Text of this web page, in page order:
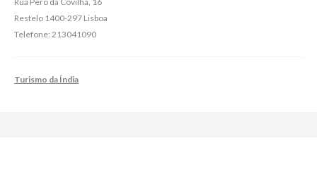
Restelo 1400-297 Lisboa
Telefone: 213041090
Turismo da Índia